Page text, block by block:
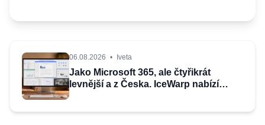
06.08.2026 • Iveta
Jako Microsoft 365, ale čtyřikrát
levnější a z Česka. IceWarp nabízí